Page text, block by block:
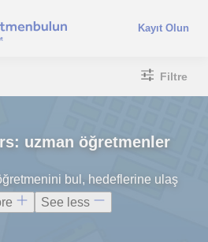
Kayıt Olun
Filtre
uzman öğretmenler
bul, hedeflerine ulaş
See less